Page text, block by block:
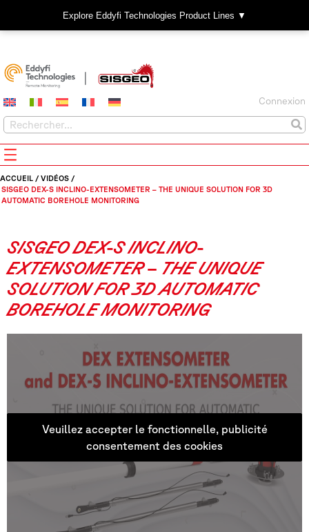
Explore Eddyfi Technologies Product Lines ▼
Connexion
ACCUEIL / VIDÉOS /
SISGEO DEX-S INCLINO-EXTENSOMETER – THE UNIQUE SOLUTION FOR 3D
AUTOMATIC BOREHOLE MONITORING
SISGEO DEX-S INCLINO-
EXTENSOMETER – THE UNIQUE
SOLUTION FOR 3D AUTOMATIC
BOREHOLE MONITORING
Veuillez accepter le fonctionnelle, publicité
consentement des cookies